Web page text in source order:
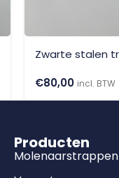
Zwarte stalen
€80,00 incl. BTW
Producten
Molenaarstrappen